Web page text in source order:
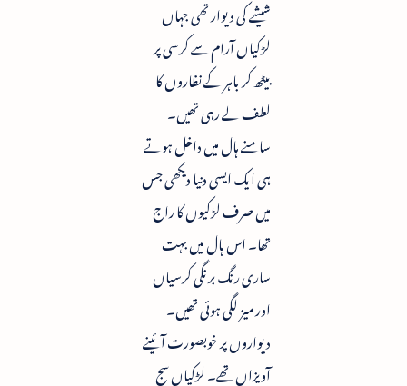
شیشے کی دیوار تھی جہاں
لڑکیاں آرام سے کرسی پر
بیٹھ کر باہر کے نظاروں کا
لطف لے رہی تھیں۔
سامنے ہال میں داخل ہوتے
ہی ایک ایسی دنیا دیکھی جس
میں صرف لڑکیوں کا راج
تھا۔ اس ہال میں بہت
ساری رنگ برنگی کرسیاں
اور میز لگی ہوئی تھیں۔
دیواروں پر خوبصورت آئینے
آویزاں تھے۔ لڑکیاں سج